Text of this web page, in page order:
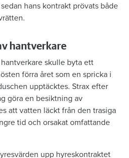
hans kontrakt prövats både
hantverkare
skulle byta ett
förra året som en spricka i
upptäcktes. Strax efter
göra en besiktning av
att vatten läckt från den trasiga
tid och orsakat omfattande
upp hyreskontraktet